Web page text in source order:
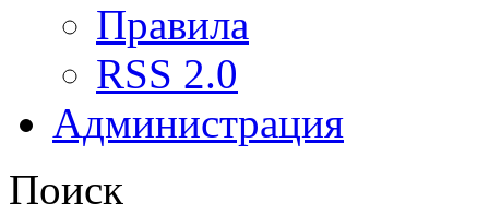
Правила
RSS 2.0
Администрация
Поиск